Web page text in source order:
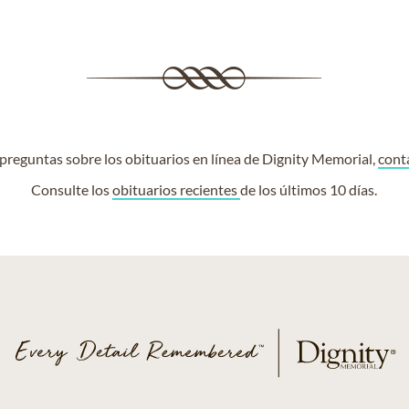
sobre los obituarios en línea de Dignity Memorial,
Consulte losobituarios recientesde los últimos 10 días.